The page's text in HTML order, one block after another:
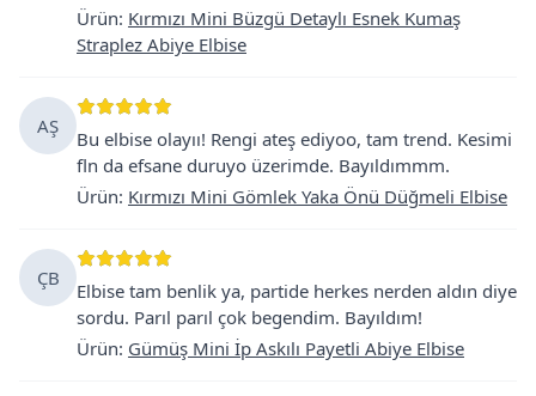
Ürün: Kırmızı Mini Büzgü Detaylı Esnek Kumaş
Straplez Abiye Elbise
AŞ
Bu elbise olayıı! Rengi ateş ediyoo, tam trend. Kesimi
fln da efsane duruyo üzerimde. Bayıldımmm.
Ürün: Kırmızı Mini Gömlek Yaka Önü Düğmeli Elbise
ÇB
Elbise tam benlik ya, partide herkes nerden aldın diye
sordu. Parıl parıl çok begendim. Bayıldım!
Ürün: Gümüş Mini İp Askılı Payetli Abiye Elbise